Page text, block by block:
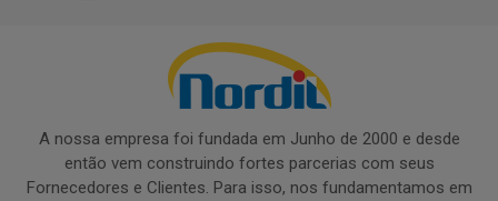
A nossa empresa foi fundada em Junho de 2000 e desde
então vem construindo fortes parcerias com seus
Fornecedores e Clientes. Para isso, nos fundamentamos em